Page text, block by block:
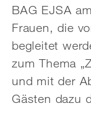
BAG EJSA
Frauen, die
begleitet
zum Thema
und mit der
Gästen dazu